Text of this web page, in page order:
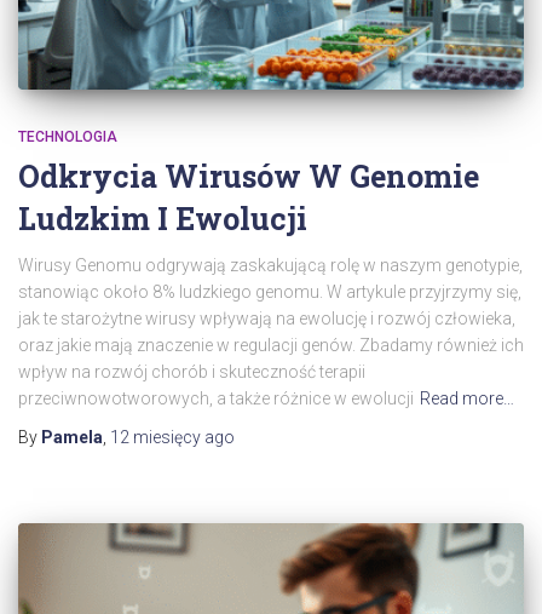
TECHNOLOGIA
Odkrycia Wirusów W Genomie
Ludzkim I Ewolucji
Wirusy Genomu odgrywają zaskakującą rolę w naszym genotypie,
stanowiąc około 8% ludzkiego genomu. W artykule przyjrzymy się,
jak te starożytne wirusy wpływają na ewolucję i rozwój człowieka,
oraz jakie mają znaczenie w regulacji genów. Zbadamy również ich
wpływ na rozwój chorób i skuteczność terapii
przeciwnowotworowych, a także różnice w ewolucji Read more…
By Pamela 12 miesięcy ago